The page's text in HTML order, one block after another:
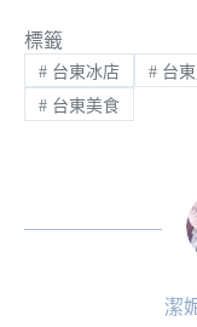
標籤
#台東冰店 #台東
#台東美食
潔